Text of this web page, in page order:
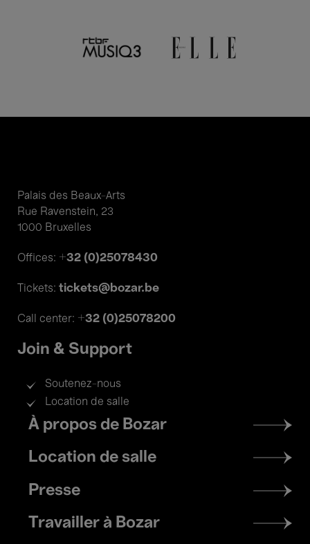
Palais des Beaux-Arts
Rue Ravenstein, 23
1000 Bruxelles
Offices: +32 (0)25078430
Tickets: tickets@bozar.be
Call center: +32 (0)25078200
Join & Support
Soutenez-nous
Location de salle
Footer
menu
À propos de Bozar
Location de salle
Presse
Travailler à Bozar